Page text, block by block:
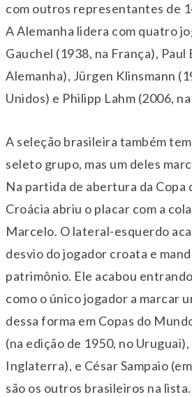
com outros representantes de
A Alemanha lidera com quatro
Gauchel (1938, na França),
Alemanha), Jürgen Klinsmann
Unidos) e Philipp Lahm (2006,
A seleção brasileira também
seleto grupo, mas um deles
Na partida de abertura da Copa
Croácia abriu o placar com a
Marcelo. O lateral-esquerdo
desvio do jogador croata e
patrimônio. Ele acabou
como o único jogador a marcar
dessa forma em Copas do
(na edição de 1950, no
Inglaterra), e César Sampaio
são os outros brasileiros na lista.